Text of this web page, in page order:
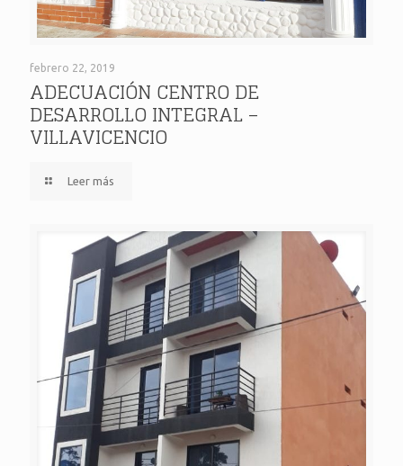
ADECUACIÓN CENTRO DE DESARROLLO INTEGRAL –
VILLAVICENCIO
febrero 22, 2019
ADECUACIÓN CENTRO DE
DESARROLLO INTEGRAL –
VILLAVICENCIO
Leer más